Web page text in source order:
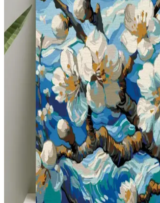
Perde uzunluğu, estetik ve işlevselliği etkileyen
Yere değen perdeler şık görünse de, evcil
kısa perdeler temizlik ve dayanıklılık açısından
Çocuklu Evler İçin Koridor
Güvenlik ve Estetik Çözümler
Çocuklu evlerde koridor dekorasyonunda
plandadır. Dayanıklı malzemeler, sıcak renkler
mobilyalarla hem güvenli hem şık alanlar
Tryon Kidz Çocuk Kaleci Eldiveni
ve Konforlu Spor Ekipmanı
Tryon Kidz Sarı çocuk kaleci eldiveni, dayanıklı
ayarlanabilir yapısıyla güvenli ve konforlu
Uzun ömürlü ve esnek tasarımıyla sahada fark
Çocuklar İçin Boyama ve Eğlence
Karşılaştırması En İyi Seçenekler ve